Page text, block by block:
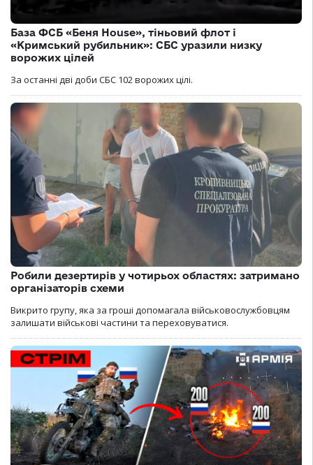
База ФСБ «Беня House», тіньовий флот і
«Кримський рубильник»: СБС уразили низку
ворожих цілей
За останні дві доби СБС 102 ворожих цілі.
Робили дезертирів у чотирьох областях: затримано
організаторів схеми
Викрито групу, яка за гроші допомагала військовослужбовцям
залишати військові частини та переховуватися.